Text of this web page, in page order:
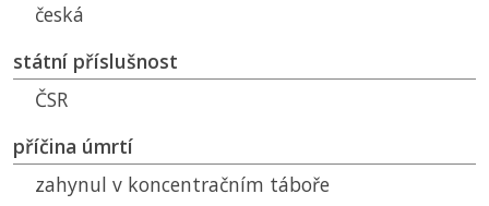
česká
státní příslušnost
ČSR
příčina úmrtí
zahynul v koncentračním táboře